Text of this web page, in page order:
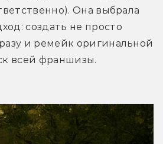
Она выбрала
создать не просто
и ремейк оригинальной
всей франшизы.